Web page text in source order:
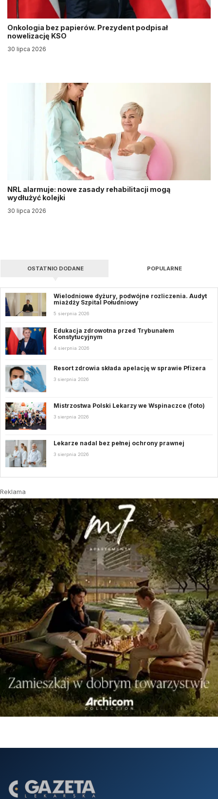
Onkologia bez papierów. Prezydent podpisał
nowelizację KSO
30 lipca 2026
NRL alarmuje: nowe zasady rehabilitacji mogą
wydłużyć kolejki
30 lipca 2026
OSTATNIO DODANE POPULARNE
Wielodniowe dyżury, podwójne rozliczenia. Audyt
miażdży Szpital Południowy
5 sierpnia 2026
Edukacja zdrowotna przed Trybunałem
Konstytucyjnym
4 sierpnia 2026
Resort zdrowia składa apelację w sprawie Pfizera
3 sierpnia 2026
Mistrzostwa Polski Lekarzy we Wspinaczce (foto)
3 sierpnia 2026
Lekarze nadal bez pełnej ochrony prawnej
3 sierpnia 2026
Reklama